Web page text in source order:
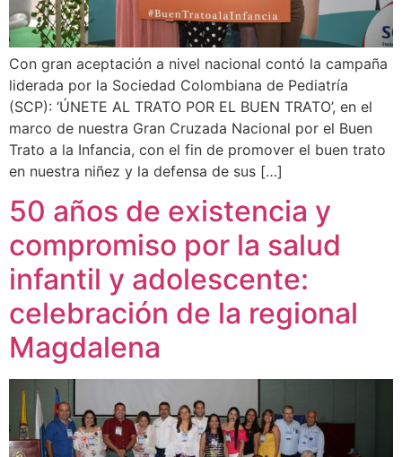
Con gran aceptación a nivel nacional contó la campaña
liderada por la Sociedad Colombiana de Pediatría
(SCP): ‘ÚNETE AL TRATO POR EL BUEN TRATO’, en el
marco de nuestra Gran Cruzada Nacional por el Buen
Trato a la Infancia, con el fin de promover el buen trato
en nuestra niñez y la defensa de sus […]
50 años de existencia y
compromiso por la salud
infantil y adolescente:
celebración de la regional
Magdalena